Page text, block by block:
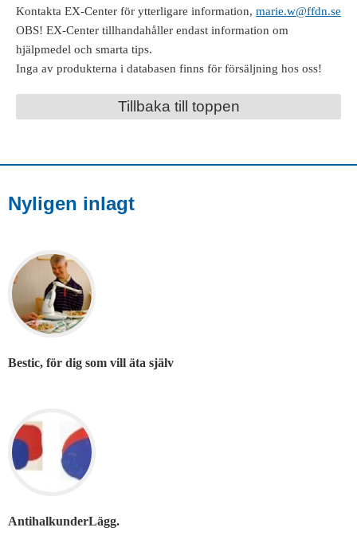
Kontakta EX-Center för ytterligare information, marie.w@ffdn.se
OBS! EX-Center tillhandahåller endast information om
hjälpmedel och smarta tips.
Inga av produkterna i databasen finns för försäljning hos oss!
Tillbaka till toppen
Nyligen inlagt
Bestic, för dig som vill äta själv
AntihalkunderLägg.